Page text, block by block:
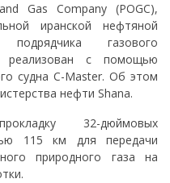
Gas Company (POGC),
иранской нефтяной
газового
реализован с помощью
судна C-Master. Об этом
нефти Shana.
32-дюймовых
115 км для передачи
природного газа на